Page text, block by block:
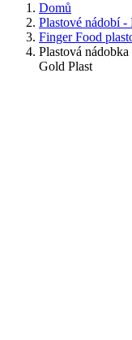
Domů
Plastové nádobí -
Finger Food
Plastová
Gold Plast